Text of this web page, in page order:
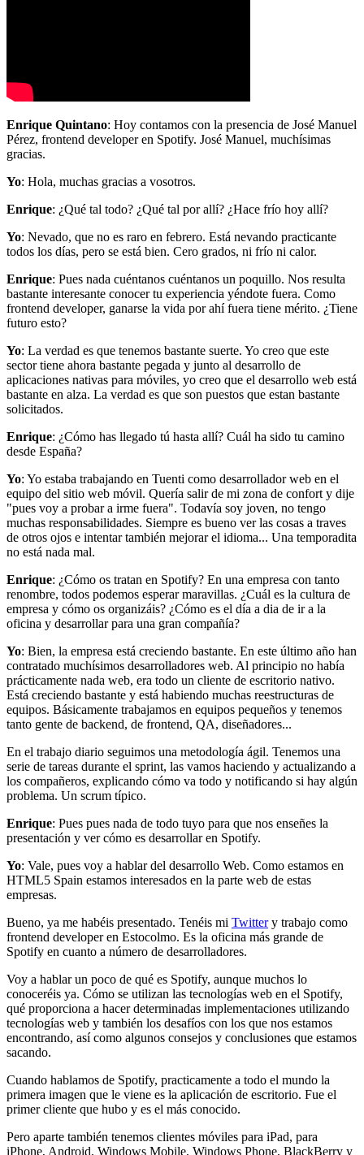
Enrique Quintano: Hoy contamos con la presencia de José Manuel
Pérez, frontend developer en Spotify. José Manuel, muchísimas
gracias.
Yo: Hola, muchas gracias a vosotros.
Enrique: ¿Qué tal todo? ¿Qué tal por allí? ¿Hace frío hoy allí?
Yo: Nevado, que no es raro en febrero. Está nevando practicante
todos los días, pero se está bien. Cero grados, ni frío ni calor.
Enrique: Pues nada cuéntanos cuéntanos un poquillo. Nos resulta
bastante interesante conocer tu experiencia yéndote fuera. Como
frontend developer, ganarse la vida por ahí fuera tiene mérito. ¿Tiene
futuro esto?
Yo: La verdad es que tenemos bastante suerte. Yo creo que este
sector tiene ahora bastante pegada y junto al desarrollo de
aplicaciones nativas para móviles, yo creo que el desarrollo web está
bastante en alza. La verdad es que son puestos que estan bastante
solicitados.
Enrique: ¿Cómo has llegado tú hasta allí? Cuál ha sido tu camino
desde España?
Yo: Yo estaba trabajando en Tuenti como desarrollador web en el
equipo del sitio web móvil. Quería salir de mi zona de confort y dije
"pues voy a probar a irme fuera". Todavía soy joven, no tengo
muchas responsabilidades. Siempre es bueno ver las cosas a traves
de otros ojos e intentar también mejorar el idioma... Una temporadita
no está nada mal.
Enrique: ¿Cómo os tratan en Spotify? En una empresa con tanto
renombre, todos podemos esperar maravillas. ¿Cuál es la cultura de
empresa y cómo os organizáis? ¿Cómo es el día a dia de ir a la
oficina y desarrollar para una gran compañía?
Yo: Bien, la empresa está creciendo bastante. En este último año han
contratado muchísimos desarrolladores web. Al principio no había
prácticamente nada web, era todo un cliente de escritorio nativo.
Está creciendo bastante y está habiendo muchas reestructuras de
equipos. Básicamente trabajamos en equipos pequeños y tenemos
tanto gente de backend, de frontend, QA, diseñadores...
En el trabajo diario seguimos una metodología ágil. Tenemos una
serie de tareas durante el sprint, las vamos haciendo y actualizando a
los compañeros, explicando cómo va todo y notificando si hay algún
problema. Un scrum típico.
Enrique: Pues pues nada de todo tuyo para que nos enseñes la
presentación y ver cómo es desarrollar en Spotify.
Yo: Vale, pues voy a hablar del desarrollo Web. Como estamos en
HTML5 Spain estamos interesados en la parte web de estas
empresas.
Bueno, ya me habéis presentado. Tenéis mi Twittery trabajo como
frontend developer en Estocolmo. Es la oficina más grande de
Spotify en cuanto a número de desarrolladores.
Voy a hablar un poco de qué es Spotify, aunque muchos lo
conoceréis ya. Cómo se utilizan las tecnologías web en el Spotify,
qué proporciona a hacer determinadas implementaciones utilizando
tecnologías web y también los desafíos con los que nos estamos
encontrando, así como algunos consejos y conclusiones que estamos
sacando.
Cuando hablamos de Spotify, practicamente a todo el mundo la
primera imagen que le viene es la aplicación de escritorio. Fue el
primer cliente que hubo y es el más conocido.
Pero aparte también tenemos clientes móviles para iPad, para
iPhone, Android, Windows Mobile, Windows Phone, BlackBerry y